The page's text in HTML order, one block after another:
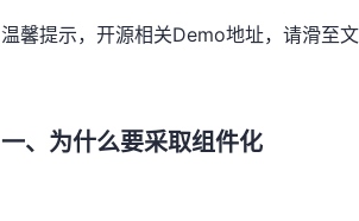
温馨提示，开源相关Demo地址，请滑至
一、为什么要采取组件化